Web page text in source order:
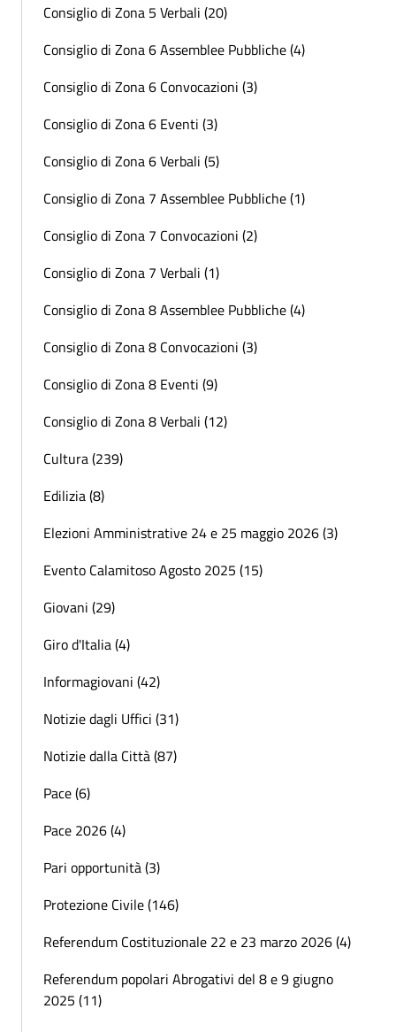
Consiglio di Zona 5 Verbali (20)
Consiglio di Zona 6 Assemblee Pubbliche (4)
Consiglio di Zona 6 Convocazioni (3)
Consiglio di Zona 6 Eventi (3)
Consiglio di Zona 6 Verbali (5)
Consiglio di Zona 7 Assemblee Pubbliche (1)
Consiglio di Zona 7 Convocazioni (2)
Consiglio di Zona 7 Verbali (1)
Consiglio di Zona 8 Assemblee Pubbliche (4)
Consiglio di Zona 8 Convocazioni (3)
Consiglio di Zona 8 Eventi (9)
Consiglio di Zona 8 Verbali (12)
Cultura (239)
Edilizia (8)
Elezioni Amministrative 24 e 25 maggio 2026 (3)
Evento Calamitoso Agosto 2025 (15)
Giovani (29)
Giro d'Italia (4)
Informagiovani (42)
Notizie dagli Uffici (31)
Notizie dalla Città (87)
Pace (6)
Pace 2026 (4)
Pari opportunità (3)
Protezione Civile (146)
Referendum Costituzionale 22 e 23 marzo 2026 (4)
Referendum popolari Abrogativi del 8 e 9 giugno
2025 (11)